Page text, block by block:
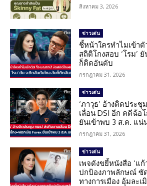
สิงหาคม 3, 2026
ข่าวเด่น
ชี้หน้าใครทำไมเข้า
สถิติโกงสอบ ‘โรม’
ก็ติดอันดับ
กรกฎาคม 31, 2026
ข่าวเด่น
‘ภาวุธ’ อ้างติดประ
เลื่อน DSI อีก คดีฉ้อ
ยันเข้าพบ 3 ส.ค. แน่
กรกฎาคม 31, 2026
ข่าวเด่น
เพจดังขยี้หนังสือ ‘แ
ปกป้องภาพลักษณ์ ซั
ทางการเมือง อุ้มละเ